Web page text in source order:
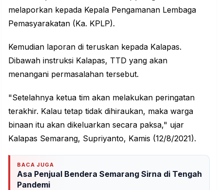
melaporkan kepada Kepala Pengamanan Lembaga
Pemasyarakatan (Ka. KPLP).
Kemudian laporan di teruskan kepada Kalapas.
Dibawah instruksi Kalapas, TTD yang akan
menangani permasalahan tersebut.
"Setelahnya ketua tim akan melakukan peringatan
terakhir. Kalau tetap tidak dihiraukan, maka warga
binaan itu akan dikeluarkan secara paksa," ujar
Kalapas Semarang, Supriyanto, Kamis (12/8/2021).
BACA JUGA
Asa Penjual Bendera Semarang Sirna di Tengah
Pandemi